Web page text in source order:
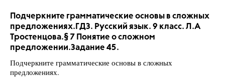
Подчеркните грамматические основы в сложных
предложениях.ГДЗ. Русский язык. 9 класс. Л.А
Тростенцова.§ 7 Понятие о сложном
предложении.Задание 45.
Подчеркните грамматические основы в сложных
предложениях.